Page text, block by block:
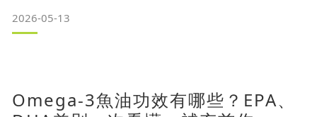
（二）水解技術的突破二、補充水解膠原蛋白，對身體有什麼
好處？3 大水解膠原蛋白功效解析
方式一
2026-05-13
Omega-3魚油功效有哪些？EPA、